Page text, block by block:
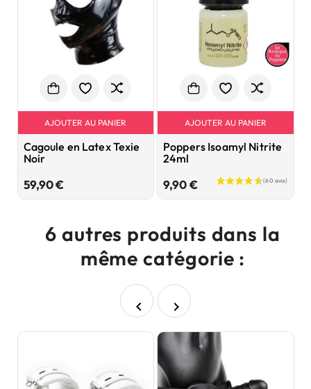
AJOUTER AU PANIER
Cagoule en Latex Texie
Noir
59,90 €Prix
AJOUTER AU PANIER
Poppers Isoamyl Nitrite
24ml
9,90 €Prix
6 autres produits dans la
même catégorie :
 